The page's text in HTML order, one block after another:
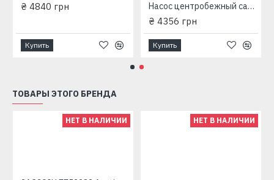
₴ 4840 грн
Купить
Насос центробежный самовсасывающий Aquаtica LKJ-600P(775301)+600Вт+50л/мин+31м
₴ 4356 грн
Купить
ТОВАРЫ ЭТОГО БРЕНДА
НЕТ В НАЛИЧИИ НЕТ В НАЛИЧИИ